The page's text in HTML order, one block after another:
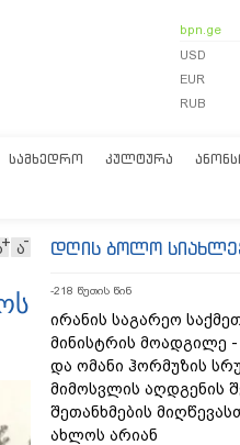
bpn.ge
USD
EUR
RUB
ᲡᲐᲛᲮᲔᲓᲠᲝ ᲙᲣᲚᲢᲣᲠᲐ
ა დღის ბოლო
-218 წუთის წინ
ირანის საგარეო
მინისტრის მოადგილე -
და ომანი ჰორმუზის
მიმოსვლის აღდგენის
შეთანხმების
ახლოს არიან